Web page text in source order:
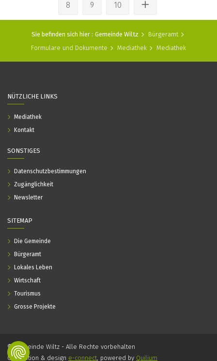
8 9 10
Sie befinden sich hier : Gemeinde Wiltz
Bürgeramt
Formulare und Dokumente
Mediathek Mediathek
SITEMAP
Die Gemeinde
Bürgeramt
Lokales Leben
Wirtschaft
Tourismus
Grosse Projekte
NÜTZLICHE LINKS
Mediathek
Kontakt
SONSTIGES
Datenschutzbestimmungen
Zugänglichkeit
Newsletter
© Gemeinde Wiltz - Alle Rechte vorbehalten
Conception & design e-connect, powered by Quilium